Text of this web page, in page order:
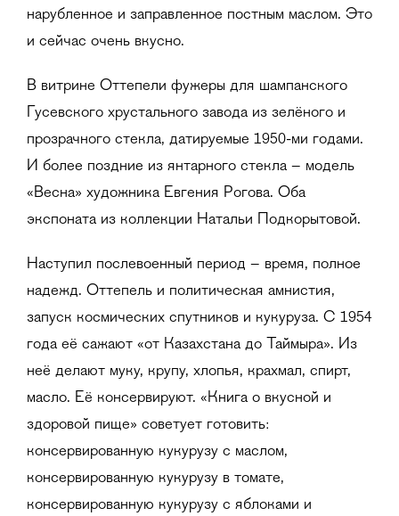
нарубленное и заправленное постным маслом. Это
и сейчас очень вкусно.
В витрине Оттепели фужеры для шампанского
Гусевского хрустального завода из зелёного и
прозрачного стекла, датируемые 1950-ми годами.
И более поздние из янтарного стекла – модель
«Весна» художника Евгения Рогова. Оба
экспоната из коллекции Натальи Подкорытовой.
Наступил послевоенный период – время, полное
надежд. Оттепель и политическая амнистия,
запуск космических спутников и кукуруза. С 1954
года её сажают «от Казахстана до Таймыра». Из
неё делают муку, крупу, хлопья, крахмал, спирт,
масло. Её консервируют. «Книга о вкусной и
здоровой пище» советует готовить:
консервированную кукурузу с маслом,
консервированную кукурузу в томате,
консервированную кукурузу с яблоками и